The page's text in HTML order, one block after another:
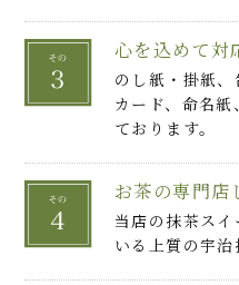
心を込めて対
のし紙・掛紙
カード、命名
ております。
お茶の専門店
当店の抹茶ス
いる上質の宇治